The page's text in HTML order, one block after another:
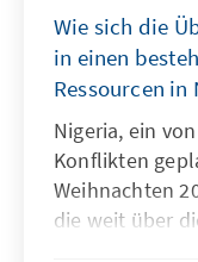
Wie sich die
in einen
Ressourcen
Nigeria, ein
Konflikten
Weihnachten
die weit über